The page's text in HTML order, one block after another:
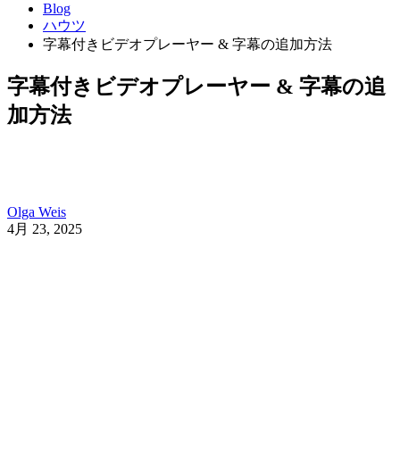
Blog
ハウツ
字幕付きビデオプレーヤー & 字幕の追加方法
字幕付きビデオプレーヤー & 字幕の追
加方法
Olga Weis
4月 23, 2025